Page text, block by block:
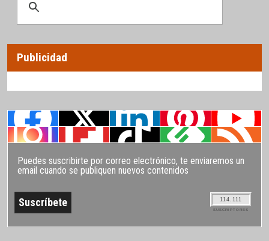
Publicidad
Puedes suscribirte por correo electrónico, te enviaremos un
email cuando se publiquen nuevos contenidos
114.111
SUSCRIPTORES